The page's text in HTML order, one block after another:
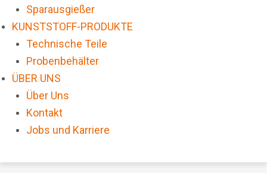
Sparausgießer
KUNSTSTOFF-PRODUKTE
Technische Teile
Probenbehälter
ÜBER UNS
Über Uns
Kontakt
Jobs und Karriere